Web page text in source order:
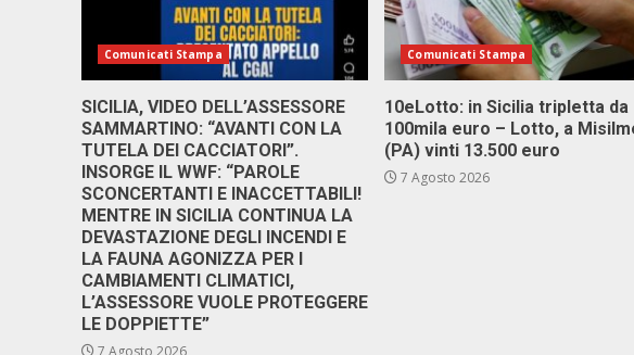
Comunicati Stampa
SICILIA, VIDEO DELL’ASSESSORE
SAMMARTINO: “AVANTI CON LA
TUTELA DEI CACCIATORI”.
INSORGE IL WWF: “PAROLE
SCONCERTANTI E INACCETTABILI!
MENTRE IN SICILIA CONTINUA LA
DEVASTAZIONE DEGLI INCENDI E
LA FAUNA AGONIZZA PER I
CAMBIAMENTI CLIMATICI,
L’ASSESSORE VUOLE PROTEGGERE
LE DOPPIETTE”
7 Agosto 2026
Comunicati Stampa
10eLotto: in Sicilia tripletta da
100mila euro – Lotto, a
(PA) vinti 13.500 euro
7 Agosto 2026